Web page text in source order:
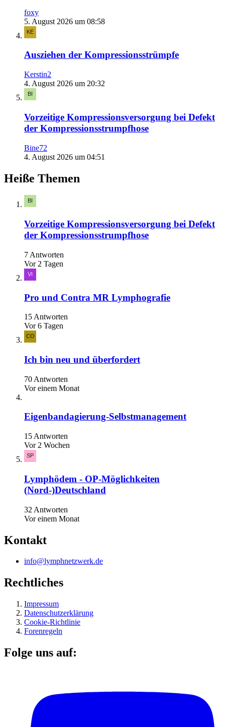
foxy
5. August 2026 um 08:58
Ausziehen der Kompressionsstrümpfe
Kerstin2
4. August 2026 um 20:32
Vorzeitige Kompressionsversorgung bei Defekt
der Kompressionsstrumpfhose
Bine72
4. August 2026 um 04:51
Heiße Themen
Vorzeitige Kompressionsversorgung bei Defekt
der Kompressionsstrumpfhose
7 Antworten
Vor 2 Tagen
Pro und Contra MR Lymphografie
15 Antworten
Vor 6 Tagen
Ich bin neu und überfordert
70 Antworten
Vor einem Monat
Eigenbandagierung-Selbstmanagement
15 Antworten
Vor 2 Wochen
Lymphödem - OP-Möglichkeiten
(Nord-)Deutschland
32 Antworten
Vor einem Monat
Kontakt
info@lymphnetzwerk.de
Rechtliches
Impressum
Datenschutzerklärung
Cookie-Richtlinie
Forenregeln
Folge uns auf: